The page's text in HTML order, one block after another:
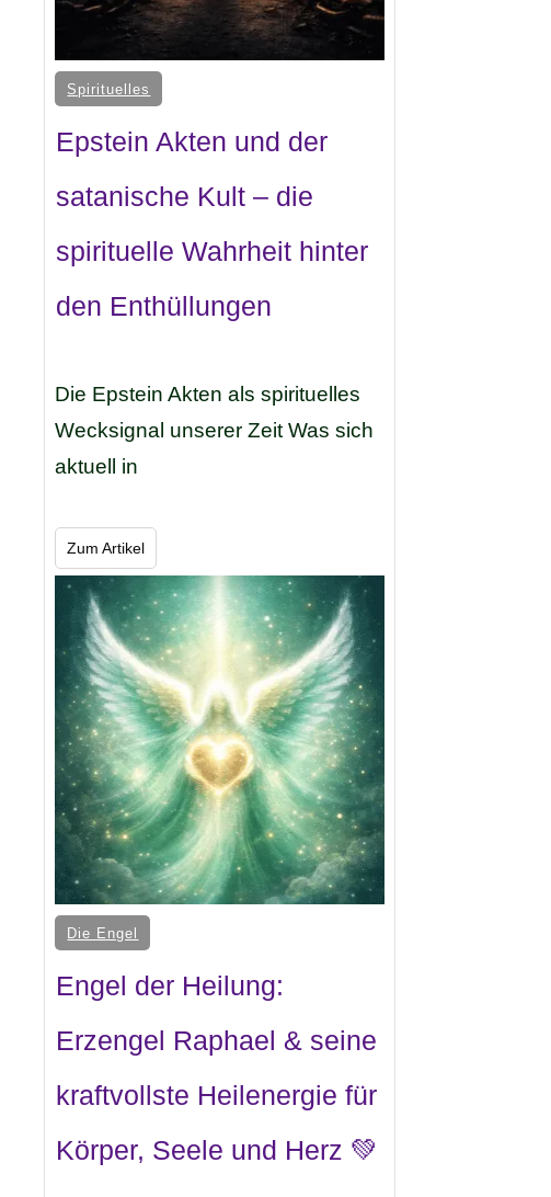
Spirituelles
Epstein Akten und der
satanische Kult – die
spirituelle Wahrheit hinter
den Enthüllungen
Die Epstein Akten als spirituelles
Wecksignal unserer Zeit Was sich
aktuell in
Zum Artikel
Die Engel
Engel der Heilung:
Erzengel Raphael & seine
kraftvollste Heilenergie für
Körper, Seele und Herz 💚